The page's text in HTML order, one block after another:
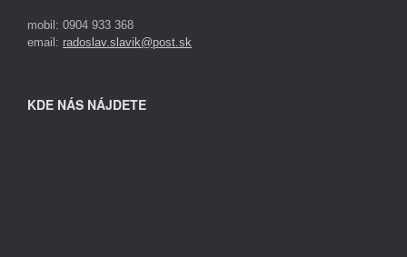
mobil: 0904 933 368
email: radoslav.slavik@post.sk
KDE NÁS NÁJDETE